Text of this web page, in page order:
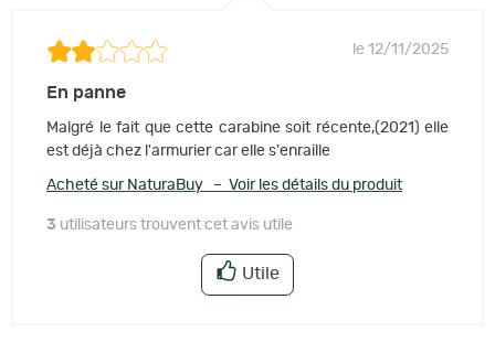
le 12/11/2025
En panne
Malgré le fait que cette carabine soit récente,(2021) elle
est déjà chez l'armurier car elle s'enraille
Acheté sur NaturaBuy – Voir les détails du produit
3 utilisateurs trouvent cet avis utile
Utile